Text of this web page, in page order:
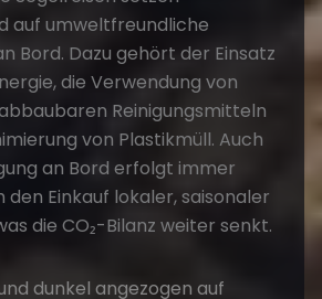
auf umweltfreundliche
Bord. Dazu gehört der Einsatz
die Verwendung von
Reinigungsmitteln
von Plastikmüll. Auch
an Bord erfolgt immer
Einkauf lokaler, saisonaler
die CO₂-Bilanz weiter senkt.